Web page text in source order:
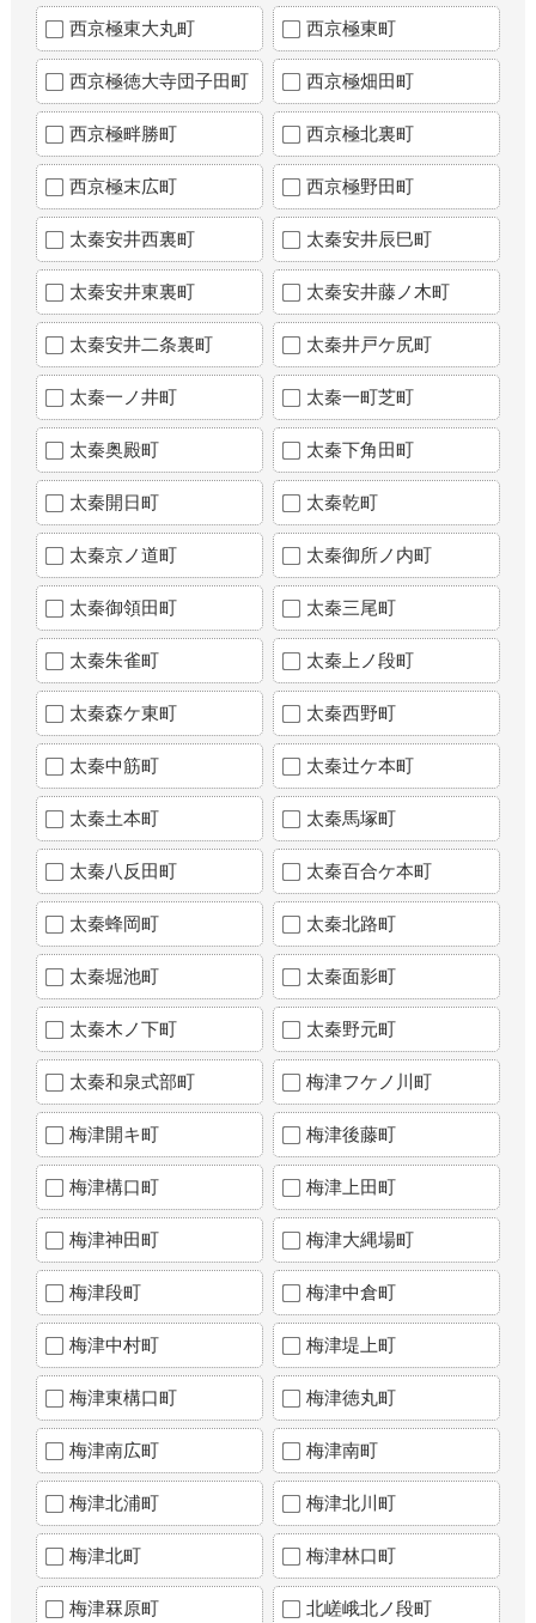
西京極東大丸町 西京極東町
西京極徳大寺団子田町 西京極畑田町
西京極畔勝町 西京極北裏町
西京極末広町 西京極野田町
太秦安井西裏町 太秦安井辰巳町
太秦安井東裏町 太秦安井藤ノ木町
太秦安井二条裏町 太秦井戸ケ尻町
太秦一ノ井町 太秦一町芝町
太秦奥殿町 太秦下角田町
太秦開日町 太秦乾町
太秦京ノ道町 太秦御所ノ内町
太秦御領田町 太秦三尾町
太秦朱雀町 太秦上ノ段町
太秦森ケ東町 太秦西野町
太秦中筋町 太秦辻ケ本町
太秦土本町 太秦馬塚町
太秦八反田町 太秦百合ケ本町
太秦蜂岡町 太秦北路町
太秦堀池町 太秦面影町
太秦木ノ下町 太秦野元町
太秦和泉式部町 梅津フケノ川町
梅津開キ町 梅津後藤町
梅津構口町 梅津上田町
梅津神田町 梅津大縄場町
梅津段町 梅津中倉町
梅津中村町 梅津堤上町
梅津東構口町 梅津徳丸町
梅津南広町 梅津南町
梅津北浦町 梅津北川町
梅津北町 梅津林口町
梅津罧原町 北嵯峨北ノ段町